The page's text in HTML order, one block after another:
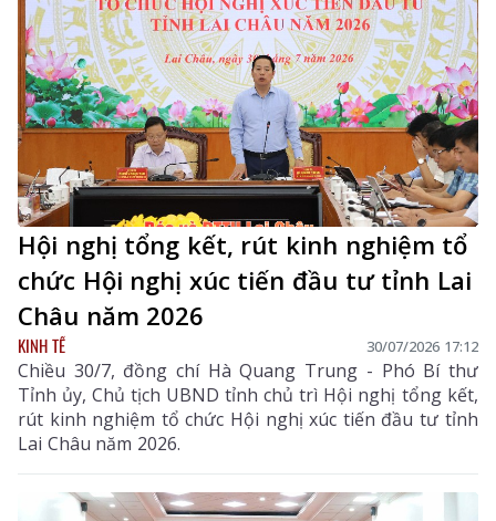
Hội nghị tổng kết, rút kinh nghiệm tổ
chức Hội nghị xúc tiến đầu tư tỉnh Lai
Châu năm 2026
KINH TẾ 30/07/2026 17:12
Chiều 30/7, đồng chí Hà Quang Trung - Phó Bí thư
Tỉnh ủy, Chủ tịch UBND tỉnh chủ trì Hội nghị tổng kết,
rút kinh nghiệm tổ chức Hội nghị xúc tiến đầu tư tỉnh
Lai Châu năm 2026.